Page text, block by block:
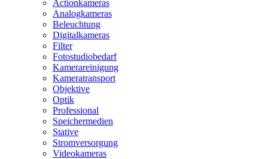
Actionkameras
Analogkameras
Beleuchtung
Digitalkameras
Filter
Fotostudiobedarf
Kamerareinigung
Kameratransport
Objektive
Optik
Professional
Speichermedien
Stative
Stromversorgung
Videokameras